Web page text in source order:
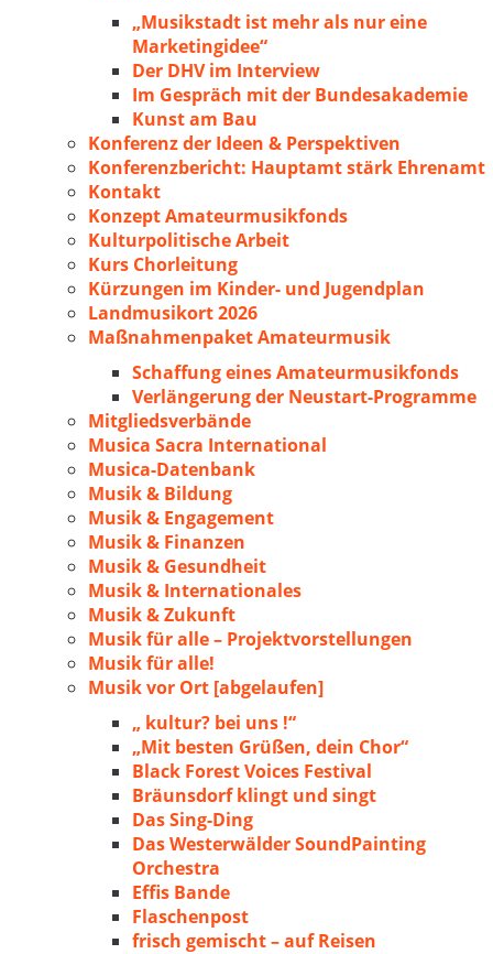
„Musikstadt ist mehr als nur eine
Marketingidee“
Der DHV im Interview
Im Gespräch mit der Bundesakademie
Kunst am Bau
Konferenz der Ideen & Perspektiven
Konferenzbericht: Hauptamt stärk Ehrenamt
Kontakt
Konzept Amateurmusikfonds
Kulturpolitische Arbeit
Kurs Chorleitung
Kürzungen im Kinder- und Jugendplan
Landmusikort 2026
Maßnahmenpaket Amateurmusik
Schaffung eines Amateurmusikfonds
Verlängerung der Neustart-Programme
Mitgliedsverbände
Musica Sacra International
Musica-Datenbank
Musik & Bildung
Musik & Engagement
Musik & Finanzen
Musik & Gesundheit
Musik & Internationales
Musik & Zukunft
Musik für alle – Projektvorstellungen
Musik für alle!
Musik vor Ort [abgelaufen]
„ kultur? bei uns !“
„Mit besten Grüßen, dein Chor“
Black Forest Voices Festival
Bräunsdorf klingt und singt
Das Sing-Ding
Das Westerwälder SoundPainting
Orchestra
Effis Bande
Flaschenpost
frisch gemischt – auf Reisen